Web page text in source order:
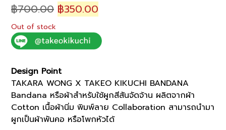
฿700.00 Original
was:
฿700.00.
฿350.00
is:
Out of stock
Design Point
TAKARA WONG X TAKEO KIKUCHI BANDANA
Bandana หรือผ้าสำหรับใช้ผูกสีสันจัดจ้าน ผลิตจากผ้า
Cotton เนื้อผ้านิ่ม พิมพ์ลาย Collaboration สามารถนำมา
ผูกเป็นผ้าพันคอ หรือโพกหัวได้